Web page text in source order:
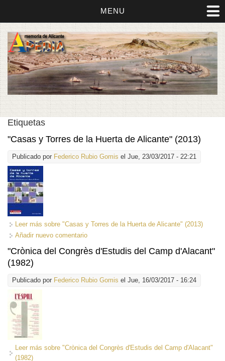
MENU
Etiquetas
"Casas y Torres de la Huerta de Alicante" (2013)
Publicado por Federico Rubio Gomis el Jue, 23/03/2017 - 22:21
Leer más sobre "Casas y Torres de la Huerta de Alicante" (2013)
Añadir nuevo comentario
"Crònica del Congrès d'Estudis del Camp d'Alacant"
(1982)
Publicado por Federico Rubio Gomis el Jue, 16/03/2017 - 16:24
Leer más sobre "Crònica del Congrès d'Estudis del Camp d'Alacant"
(1982)